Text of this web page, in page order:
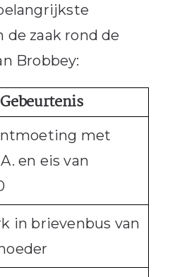
zaak rond de
Brobbey:
Gebeurtenis
met
en eis van
in brievenbus van